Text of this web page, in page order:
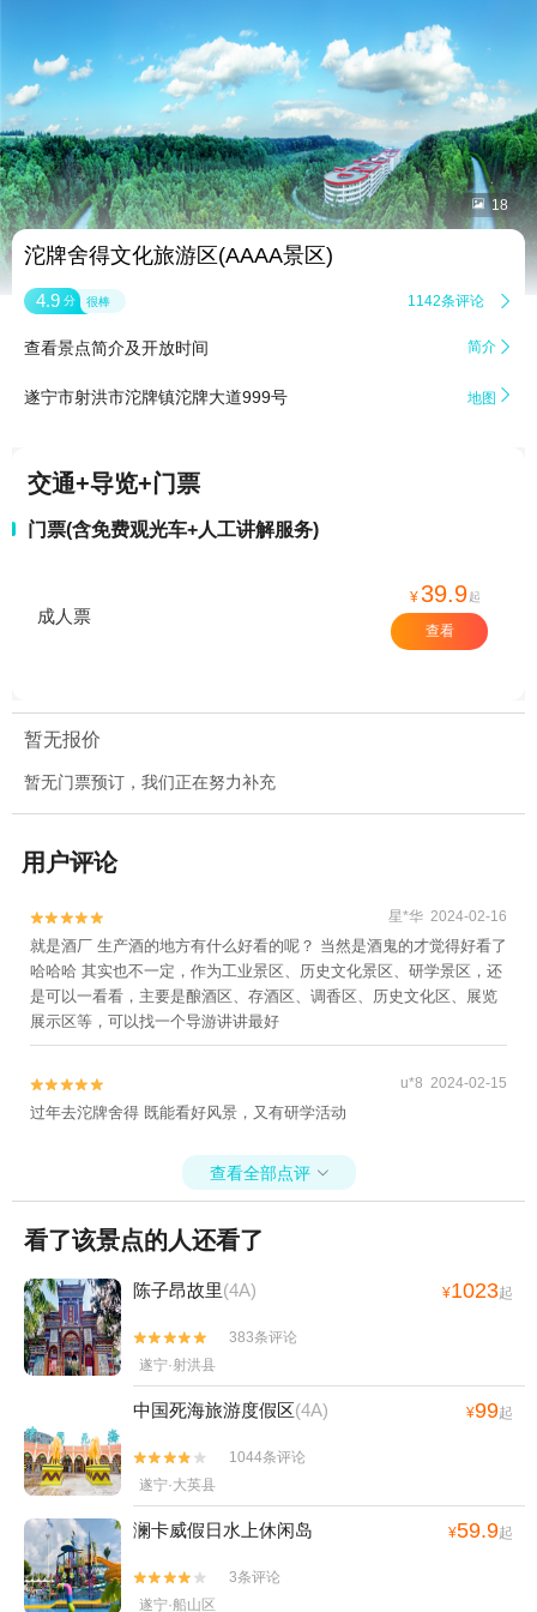
 18
沱牌舍得文化旅游区(AAAA景区)
4.9 分 很棒 1142条评论 
查看景点简介及开放时间 简介 
遂宁市射洪市沱牌镇沱牌大道999号 地图 
交通+导览+门票
门票(含免费观光车+人工讲解服务)
成人票
¥39.9起
查看
暂无报价
暂无门票预订，我们正在努力补充
用户评论

 星*华 2024-02-16
就是酒厂 生产酒的地方有什么好看的呢？ 当然是酒鬼的才觉得好看了
哈哈哈 其实也不一定，作为工业景区、历史文化景区、研学景区，还
是可以一看看，主要是酿酒区、存酒区、调香区、历史文化区、展览
展示区等，可以找一个导游讲讲最好

 u*8 2024-02-15
过年去沱牌舍得 既能看好风景，又有研学活动
查看全部点评 
看了该景点的人还看了
陈子昂故里(4A) ¥1023起


383条评论
遂宁·射洪县
中国死海旅游度假区(4A) ¥99起


1044条评论
遂宁·大英县
澜卡威假日水上休闲岛 ¥59.9起


3条评论
遂宁·船山区